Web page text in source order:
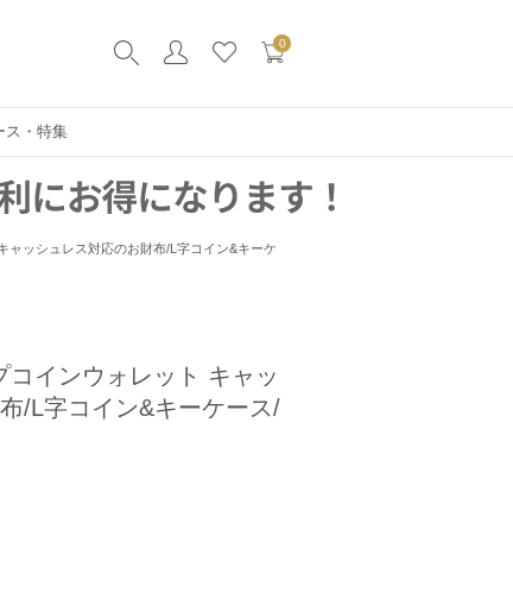
0
ス・特集
ャッシュレス対応のお財布/L字コイン&キーケ
インウォレット キャッ
/L字コイン&キーケース/